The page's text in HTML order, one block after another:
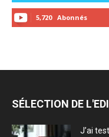
5,720 Abonnés
SÉLECTION DE
J’ai